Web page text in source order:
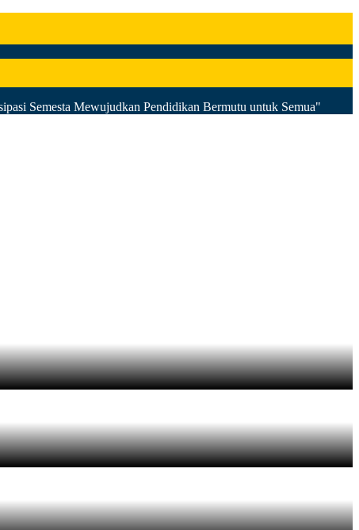
Semesta Mewujudkan Pendidikan Bermutu untuk Semua"